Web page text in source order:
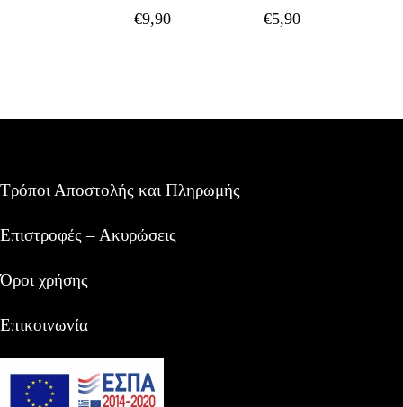
€9,90 €5,90
Τρόποι Αποστολής και Πληρωμής
Επιστροφές – Ακυρώσεις
Όροι χρήσης
Επικοινωνία